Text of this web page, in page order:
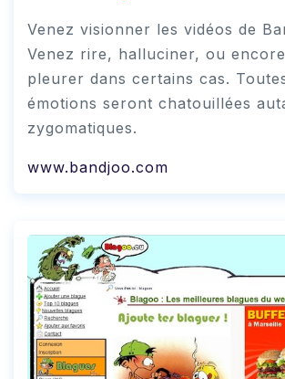
Venez visionner les vidéos de
Venez rire, halluciner, ou
pleurer dans certains cas.
émotions seront chatouillées
zygomatiques.
www.bandjoo.com